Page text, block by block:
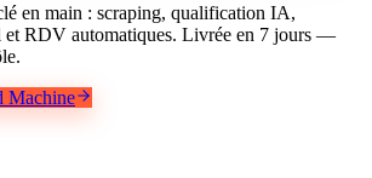
en main : scraping, qualification IA,
et RDV automatiques. Livrée en 7 jours —
Machine